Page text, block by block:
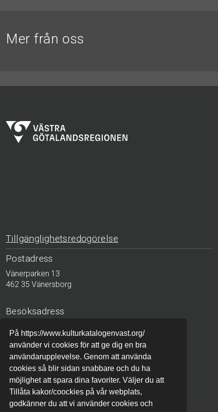
På https://www.kulturkatalogenvast.org/
använder vi cookies för att ge dig en bra
användarupplevelse. Genom att använda
cookies så blir sidan snabbare och du ha
möjlighet att spara dina favoriter. Väljer du att
Tillåta kakor/coockies på vår webplats,
godkänner du att vi använder cookies och
Mer från oss
Tillgänglighetsredogörelse
Postadress
Vänerparken 13
462 35 Vänersborg
Besöksadress
411 04 Göteborg
Telefon
010-441 42 00 (växel)
E-post